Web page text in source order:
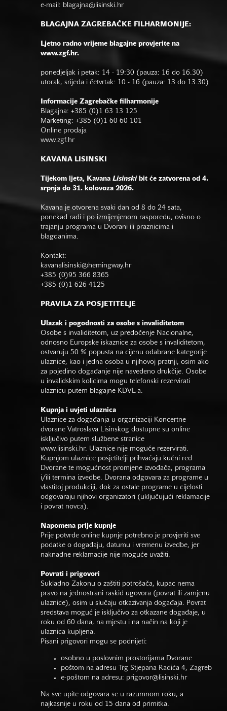
e-mail: blagajna@lisinski.hr
BLAGAJNA ZAGREBAČKE FILHARMONIJE:
Ljetno radno vrijeme blagajne provjerite na
www.zgf.hr.
ponedjeljak i petak: 14 - 19:30 (pauza: 16 do 16.30)
utorak, srijeda i četvrtak: 10 - 16 (pauza: 13 do 13.30)
Informacije Zagrebačke filharmonije
Blagajna: +385 (0)1 63 13 125
Marketing: +385 (0)1 60 60 101
Online prodaja
www.zgf.hr
KAVANA LISINSKI
Tijekom ljeta, Kavana Lisinski bit će zatvorena od 4.
srpnja do 31. kolovoza 2026.
Kavana je otvorena svaki dan od 8 do 24 sata,
ponekad radi i po izmijenjenom rasporedu, ovisno o
trajanju programa u Dvorani ili praznicima i
blagdanima.
Kontakt:
kavanalisinski@hemingway.hr
+385 (0)95 366 8365
+385 (0)1 626 4125
PRAVILA ZA POSJETITELJE
Ulazak i pogodnosti za osobe s invaliditetom
Osobe s invaliditetom, uz predočenje Nacionalne,
odnosno Europske iskaznice za osobe s invaliditetom,
ostvaruju 50 % popusta na cijenu odabrane kategorije
ulaznice, kao i jedna osoba u njihovoj pratnji, osim ako
za pojedino događanje nije navedeno drukčije. Osobe
u invalidskim kolicima mogu telefonski rezervirati
ulaznicu putem blagajne KDVL-a.
Kupnja i uvjeti ulaznica
Ulaznice za događanja u organizaciji Koncertne
dvorane Vatroslava Lisinskog dostupne su online
isključivo putem službene stranice
www.lisinski.hr. Ulaznice nije moguće rezervirati.
Kupnjom ulaznice posjetitelji prihvaćaju kućni red
Dvorane te mogućnost promjene izvođača, programa
i/ili termina izvedbe. Dvorana odgovara za programe u
vlastitoj produkciji, dok za ostale programe u cijelosti
odgovaraju njihovi organizatori (uključujući reklamacije
i povrat novca).
Napomena prije kupnje
Prije potvrde online kupnje potrebno je provjeriti sve
podatke o događaju, datumu i vremenu izvedbe, jer
naknadne reklamacije nije moguće uvažiti.
Povrati i prigovori
Sukladno Zakonu o zaštiti potrošača, kupac nema
pravo na jednostrani raskid ugovora (povrat ili zamjenu
ulaznice), osim u slučaju otkazivanja događaja. Povrat
sredstava moguć je isključivo za otkazane događaje, u
roku od 60 dana, na mjestu i na način na koji je
ulaznica kupljena.
Pisani prigovori mogu se podnijeti:
osobno u poslovnim prostorijama Dvorane
poštom na adresu Trg Stjepana Radića 4, Zagreb
e-poštom na adresu: prigovor@lisinski.hr
Na sve upite odgovara se u razumnom roku, a
najkasnije u roku od 15 dana od primitka.